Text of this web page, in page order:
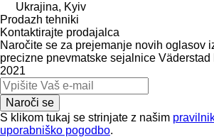
Ukrajina, Kyiv
Prodazh tehniki
Kontaktirajte prodajalca
Naročite se za prejemanje novih oglasov
precizne pnevmatske sejalnice Väderstad
2021
Naroči se
S klikom tukaj se strinjate z našim
uporabniško pogodbo.